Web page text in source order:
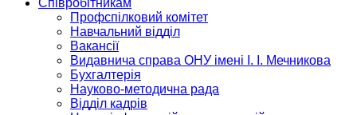
Співробітникам
Профспілковий комітет
Навчальний відділ
Вакансії
Видавнича справа ОНУ імені І. І. Мечникова
Бухгалтерія
Науково-методична рада
Відділ кадрів